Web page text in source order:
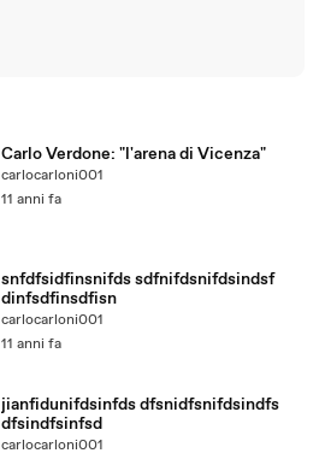
Carlo Verdone: "l'arena di Vicenza"
carlocarloni001
11 anni fa
snfdfsidfinsnifds sdfnifdsnifdsindsf
dinfsdfinsdfisn
carlocarloni001
11 anni fa
jianfidunifdsinfds dfsnidfsnifdsindfs
dfsindfsinfsd
carlocarloni001